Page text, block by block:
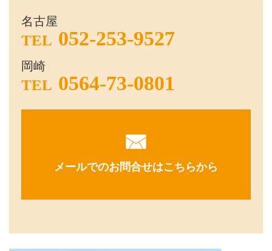
名古屋
TEL 052-253-9527
岡崎
TEL 0564-73-0801
メールでのお問合せはこちらから